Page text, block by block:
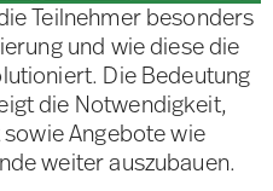
Teilnehmer besonders
und wie diese die
Die Bedeutung
die Notwendigkeit,
Angebote wie
weiter auszubauen.